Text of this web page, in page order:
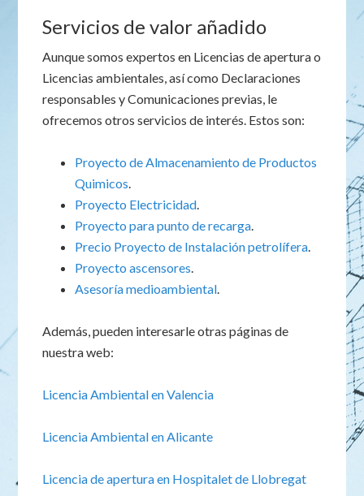
Servicios de valor añadido
Aunque somos expertos en Licencias de apertura o
Licencias ambientales, así como Declaraciones
responsables y Comunicaciones previas, le
ofrecemos otros servicios de interés. Estos son:
Proyecto de Almacenamiento de Productos
Quimicos.
Proyecto Electricidad.
Proyecto para punto de recarga.
Precio Proyecto de Instalación petrolífera.
Proyecto ascensores.
Asesoría medioambiental.
Además, pueden interesarle otras páginas de
nuestra web:
Licencia Ambiental en Valencia
Licencia Ambiental en Alicante
Licencia de apertura en Hospitalet de Llobregat